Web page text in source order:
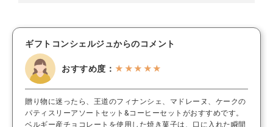
ギフトコンシェルジュからのコメント
おすすめ度： ★★★★★
贈り物に迷ったら、王道のフィナンシェ、マドレーヌ、ケークの
パティスリーアソートセット&コーヒーセットがおすすめです。
ベルギー産チョコレートを使用した焼き菓子は、口に入れた瞬間